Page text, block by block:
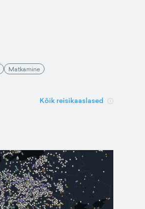
Matkamine
Kõik reisikaaslased